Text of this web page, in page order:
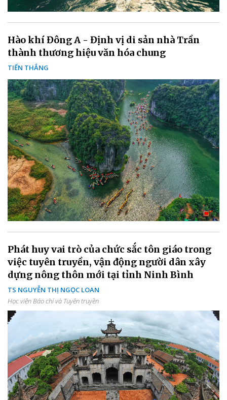
Hào khí Đông A - Định vị di sản nhà Trần
thành thương hiệu văn hóa chung
TIẾN THẮNG
Phát huy vai trò của chức sắc tôn giáo trong
việc tuyên truyền, vận động người dân xây
dựng nông thôn mới tại tỉnh Ninh Bình
TS NGUYỄN THỊ NGỌC LOAN
Học viện Báo chí và Tuyên truyền